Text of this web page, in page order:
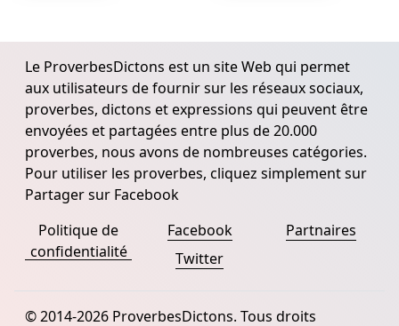
Le ProverbesDictons est un site Web qui permet
aux utilisateurs de fournir sur les réseaux sociaux,
proverbes, dictons et expressions qui peuvent être
envoyées et partagées entre plus de 20.000
proverbes, nous avons de nombreuses catégories.
Pour utiliser les proverbes, cliquez simplement sur
Partager sur Facebook
Politique de
confidentialité
Facebook
Twitter
Partnaires
© 2014-2026 ProverbesDictons. Tous droits